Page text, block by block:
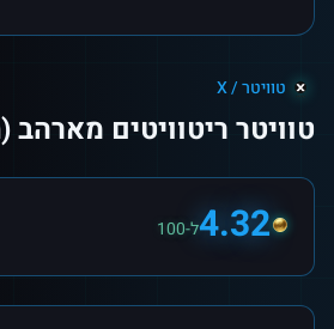
טוויטר / X
טוויטר ריטוויטים מארהב (Women)
4.32ל-100